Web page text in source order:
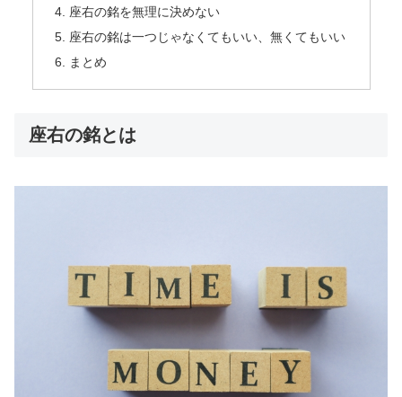
座右の銘を無理に決めない
座右の銘は一つじゃなくてもいい、無くてもいい
まとめ
座右の銘とは